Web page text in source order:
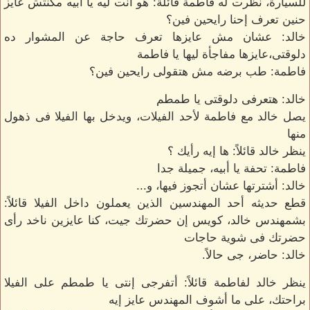
حنين تعرف إحنا رايحين فين؟
خالد: عشان مش عايزها تعرف حاجة عن المشوار ده
دلوقتى،عايزها مفاجأة ليها يا فاطمة
فاطمة: طب برضه مش هتقولى رايحين فين؟
خالد: هتعرفى دلوقتى يا طمطم
يصل خالد مع فاطمة لأحد الفيلات، ويدخل بها الفيلا فى ذهول
منها
ينظر خالد قائلاً: ها إيه رأيك ؟
فاطمة: تحفة يا أبيه، جميلة جدا
خالد: أشترتها عشان أتجوز فيها، و...
قطع حديثه أحد المهندسين الذين يعملون داخل الفيلا قائلاً:
بشمهندس خالد، كويس إن حضرتك جيت، كنا عايزين ناخد رأى
حضرتك فى شوية حاجات
خالد: حاضر، جى حالاً.
ينظر خالد لفاطمة قائلاً: أتفرجى إنتى يا طمطم على الفيلا
براحتك، على ما أشوف المهندس عايز إيه